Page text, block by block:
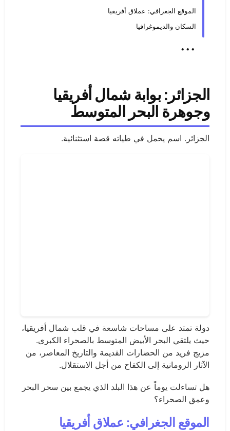
الموقع الجغرافي: عملاق أفريقيا
السكان والديموغرافيا
...
الجزائر: بوابة شمال أفريقيا
وجوهرة البحر المتوسط
الجزائر. اسم يحمل في طياته قصة استثنائية.
دولة تمتد على مساحات شاسعة في قلب شمال أفريقيا،
حيث يلتقي البحر الأبيض المتوسط بالصحراء الكبرى.
مزيج فريد من الحضارات القديمة والتاريخ المعاصر، من
الآثار الرومانية إلى الكفاح من أجل الاستقلال.
هل تساءلت يوماً عن هذا البلد الذي يجمع بين سحر البحر
وعمق الصحراء؟
الموقع الجغرافي: عملاق أفريقيا